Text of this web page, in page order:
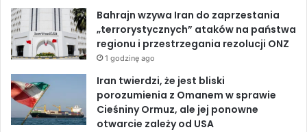
d
z
y
I
z
r
a
e
Bahrajn wzywa Iran do zaprzestania
„terrorystycznych” ataków na państwa
regionu i przestrzegania rezolucji ONZ
1 godzinę ago
Iran twierdzi, że jest bliski
porozumienia z Omanem w sprawie
Cieśniny Ormuz, ale jej ponowne
otwarcie zależy od USA